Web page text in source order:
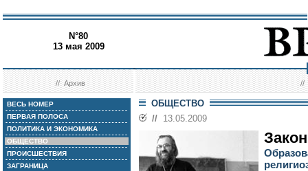
N°80
13 мая 2009
//Архив //
ВЕСЬ НОМЕР
ПЕРВАЯ ПОЛОСА
ПОЛИТИКА И ЭКОНОМИКА
ОБЩЕСТВО
ПРОИСШЕСТВИЯ
ЗАГРАНИЦА
ОБЩЕСТВО
// 13.05.2009